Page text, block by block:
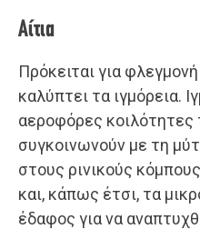
Αίτια
Πρόκειται για
καλύπτει τα ιγμόρεια.
αεροφόρες
συγκοινωνούν με τη
στους ρινικούς
και, κάπως έτσι, τα
έδαφος για να